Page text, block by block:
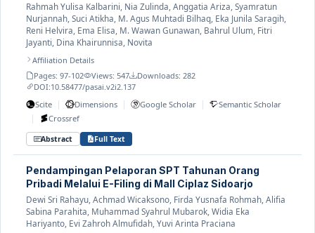
Rahmah Yulisa Kalbarini, Nia Zulinda, Anggatia Ariza, Syamratun
Nurjannah, Suci Atikha, M. Agus Muhtadi Bilhaq, Eka Junila Saragih,
Reni Helvira, Ema Elisa, M. Wawan Gunawan, Bahrul Ulum, Fitri
Jayanti, Dina Khairunnisa, Novita
Affiliation Details
Pages: 97-102
Views: 547
Downloads: 282
DOI:10.58477/pasai.v2i2.137
Scite | Dimensions | Google Scholar | Semantic Scholar
| Crossref
Abstract Full Text
Pendampingan Pelaporan SPT Tahunan Orang
Pribadi Melalui E-Filing di Mall Ciplaz Sidoarjo
Dewi Sri Rahayu, Achmad Wicaksono, Firda Yusnafa Rohmah, Alifia
Sabina Parahita, Muhammad Syahrul Mubarok, Widia Eka
Hariyanto, Evi Zahroh Almufidah, Yuvi Arinta Praciana